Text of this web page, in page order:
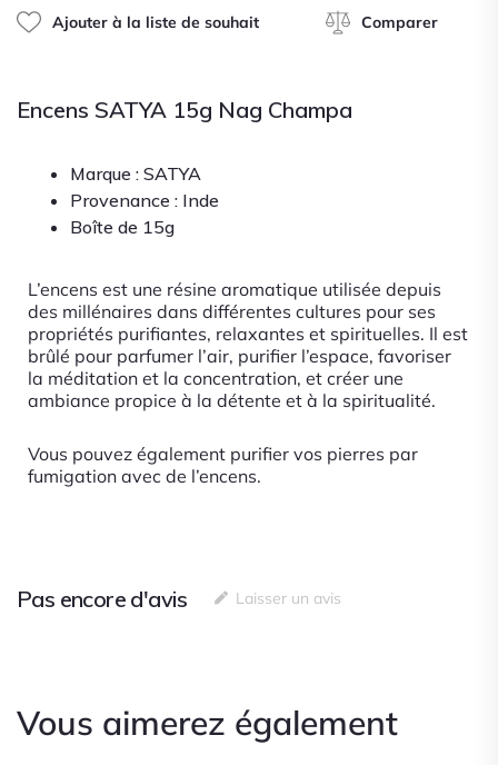
Ajouter à la liste de souhait Comparer
Encens SATYA 15g Nag Champa
Marque : SATYA
Provenance : Inde
Boîte de 15g
L’encens est une résine aromatique utilisée depuis
des millénaires dans différentes cultures pour ses
propriétés purifiantes, relaxantes et spirituelles. Il est
brûlé pour parfumer l’air, purifier l’espace, favoriser
la méditation et la concentration, et créer une
ambiance propice à la détente et à la spiritualité.
Vous pouvez également purifier vos pierres par
fumigation avec de l’encens.
Pas encore d'avis Laisser un avis
Vous aimerez également